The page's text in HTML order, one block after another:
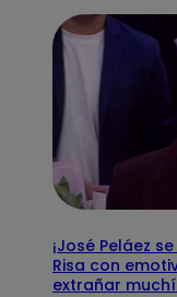
¡José Peláez
Risa con
extrañar